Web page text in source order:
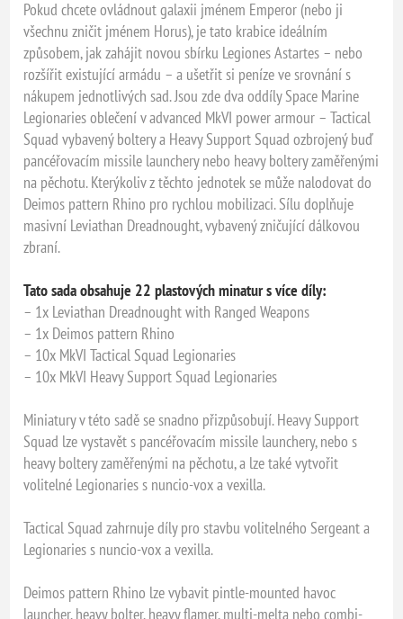
Pokud chcete ovládnout galaxii jménem Emperor (nebo ji
všechnu zničit jménem Horus), je tato krabice ideálním
způsobem, jak zahájit novou sbírku Legiones Astartes – nebo
rozšířit existující armádu – a ušetřit si peníze ve srovnání s
nákupem jednotlivých sad. Jsou zde dva oddíly Space Marine
Legionaries oblečení v advanced MkVI power armour – Tactical
Squad vybavený boltery a Heavy Support Squad ozbrojený buď
pancéřovacím missile launchery nebo heavy boltery zaměřenými
na pěchotu. Kterýkoliv z těchto jednotek se může nalodovat do
Deimos pattern Rhino pro rychlou mobilizaci. Sílu doplňuje
masivní Leviathan Dreadnought, vybavený zničující dálkovou
zbraní.
Tato sada obsahuje 22 plastových minatur s více díly:
– 1x Leviathan Dreadnought with Ranged Weapons
– 1x Deimos pattern Rhino
– 10x MkVI Tactical Squad Legionaries
– 10x MkVI Heavy Support Squad Legionaries
Miniatury v této sadě se snadno přizpůsobují. Heavy Support
Squad lze vystavět s pancéřovacím missile launchery, nebo s
heavy boltery zaměřenými na pěchotu, a lze také vytvořit
volitelné Legionaries s nuncio-vox a vexilla.
Tactical Squad zahrnuje díly pro stavbu volitelného Sergeant a
Legionaries s nuncio-vox a vexilla.
Deimos pattern Rhino lze vybavit pintle-mounted havoc
launcher, heavy bolter, heavy flamer, multi-melta nebo combi-